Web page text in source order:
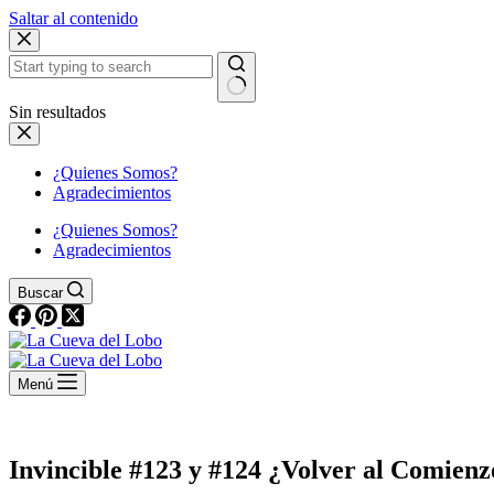
Saltar al contenido
Sin resultados
¿Quienes Somos?
Agradecimientos
¿Quienes Somos?
Agradecimientos
Buscar
Menú
Invincible #123 y #124 ¿Volver al